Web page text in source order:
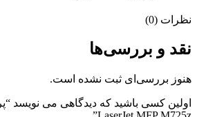
نظرات (0)
نقد و بررسی‌ها
هنوز بررسی‌ای ثبت نشده است.